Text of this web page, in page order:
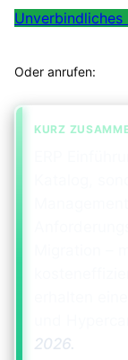
Oder anrufen:
KURZ
2026.